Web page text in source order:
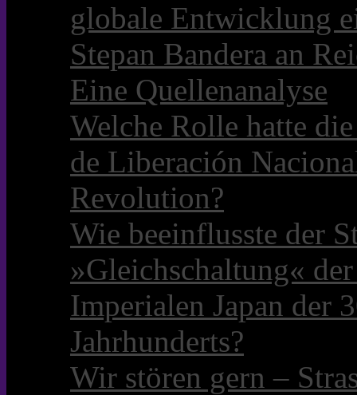
globale Entwicklung
Stepan Bandera an
Eine Quellenanalyse
Welche Rolle hatte
de Liberación
Revolution?
Wie beeinflusste der
»Gleichschaltung«
Imperialen Japan der
Jahrhunderts?
Wir stören gern –